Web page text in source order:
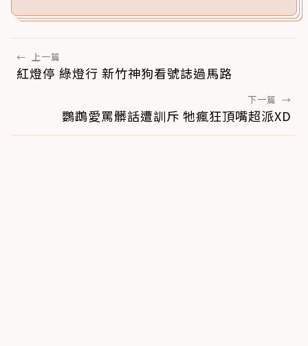
← 上一篇
紅燈停 綠燈行 新竹神狗看號誌過馬路
下一篇 →
鸚鵡愛罵髒話遭訓斥 牠瘋狂頂嘴超派XD